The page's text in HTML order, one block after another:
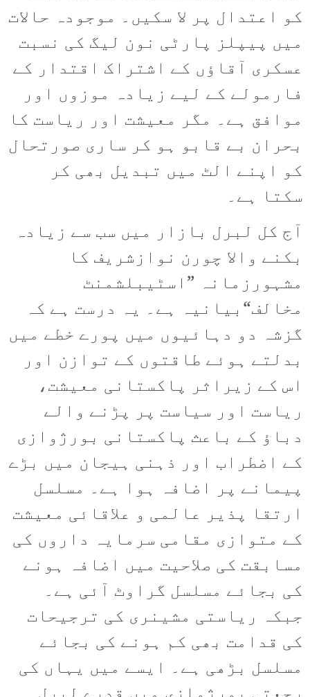
کو اعتدال پر لا سکیں۔ موجودہ حالات
میں پیپلز پارٹی نون لیگ کی نسبت
عسکری آقاؤں کے اشتراک اقتدار کے
فارمولے کے لیے زیادہ موزوں اور
موافق ہے۔ مگر معیشت اور ریاست کا
بحران بے قابو ہو کر ساری صورتحال
کو اپنے الٹ میں تبدیل بھی کر
سکتا ہے۔
آج کل لبرل بازار میں سب سے زیادہ
بکنے والا چورن نوازشریف کا
مشہورزمانہ ”اسٹیبلشمنٹ
مخالف“بیانیہ ہے۔ یہ درست ہے کہ
گزشہ دو دہائیوں میں پورے خطے میں
بدلتے ہوئے طاقتوں کے توازن اور
اس کے زیراثر پاکستانی معیشت،
ریاست اور سیاست پر پڑنے والے
دباؤ کے باعث پاکستانی بورژوازی
کے اضطراب اور ذہنی ہیجان میں بڑے
پیمانے پر اضافہ ہوا ہے۔ مسلسل
ارتقا پذیر عالمی و علاقائی معیشت
کے متوازی مقامی سرمایہ داروں کی
مسابقت کی صلاحیت میں اضافہ ہونے
کی بجائے مسلسل گراوٹ آئی ہے۔
جبکہ ریاستی مشینری کی ترجیحات
کی قدامت بھی کم ہونے کی بجائے
مسلسل بڑھی ہے۔ ایسے میں یہاں کی